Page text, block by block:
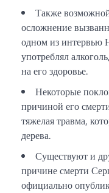
Также
осложнение
одном из интервью
употреблял
на его здоровье.
Некоторые
причиной его
тяжелая травма,
дерева.
Существуют и
причине смерти
официально